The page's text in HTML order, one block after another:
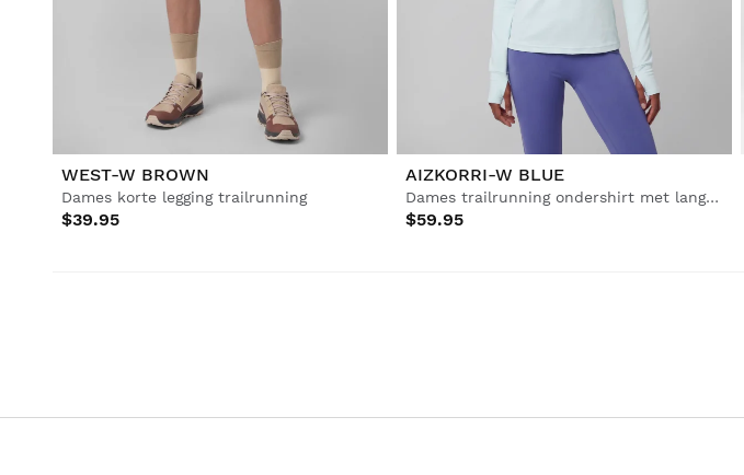
WEST-W BROWN
Dames korte legging trailrunning
$39.95
AIZKORRI-W BLUE
Dames trailrunning ondershirt met lange mouwen
$59.95